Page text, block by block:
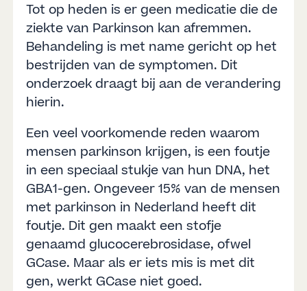
Tot op heden is er geen medicatie die de
ziekte van Parkinson kan afremmen.
Behandeling is met name gericht op het
bestrijden van de symptomen. Dit
onderzoek draagt bij aan de verandering
hierin.
Een veel voorkomende reden waarom
mensen parkinson krijgen, is een foutje
in een speciaal stukje van hun DNA, het
GBA1-gen. Ongeveer 15% van de mensen
met parkinson in Nederland heeft dit
foutje. Dit gen maakt een stofje
genaamd glucocerebrosidase, ofwel
GCase. Maar als er iets mis is met dit
gen, werkt GCase niet goed.